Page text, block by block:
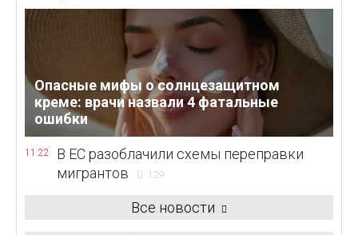
Опасные мифы о солнцезащитном
креме: врачи назвали 4 фатальные
ошибки
11:22
В ЕС разоблачили схемы переправки
мигрантов
129
Все новости